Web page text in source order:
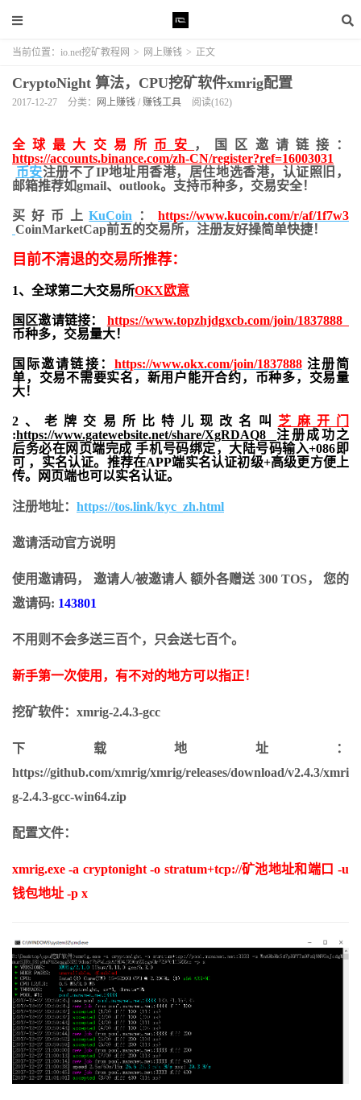
当前位置： io.net挖矿教程网 > 网上赚钱 > 正文
CryptoNight 算法，CPU挖矿软件xmrig配置
2017-12-27 分类： 网上赚钱 / 赚钱工具 阅读(162)
全球最大交易所 币安
，国区邀请链接：
https://accounts.binance.com/zh-CN/register?ref=16003031
币安注册不了IP地址用香港，居住地选香港，认证照旧，
邮箱推荐如gmail、outlook。支持币种多，交易安全！
买好币上KuCoin ：https://www.kucoin.com/r/af/1f7w3
CoinMarketCap前五的交易所，注册友好操简单快捷！
目前不清退的交易所推荐：
1、全球第二大交易所OKX欧意
国区邀请链接： https://www.topzhjdgxcb.com/join/1837888
币种多，交易量大！
国际邀请链接： https://www.okx.com/join/1837888注册简
单，交易不需要实名，新用户能开合约， 币种多，交易量
大！
2、老牌交易所比特儿现改名叫 芝麻开门
:https://www.gatewebsite.net/share/XgRDAQ8 注册成功之
后务必在网页端完成 手机号码绑定，大陆号码输入+086即
可 ，实名认证。推荐在APP端实名认证初级+高级更方便上
传。网页端也可以实名认证。
注册地址： https://tos.link/kyc_zh.html
邀请活动官方说明
使用邀请码， 邀请人/被邀请人 额外各赠送 300 TOS， 您的
邀请码: 143801
不用则不会多送三百个，只会送七百个。
新手第一次使用，有不对的地方可以指正！
挖矿软件：xmrig-2.4.3-gcc
下载地址：
https://github.com/xmrig/xmrig/releases/download/v2.4.3/xmri
g-2.4.3-gcc-win64.zip
配置文件：
xmrig.exe -a cryptonight -o stratum+tcp://矿池地址和端口 -u
钱包地址 -p x